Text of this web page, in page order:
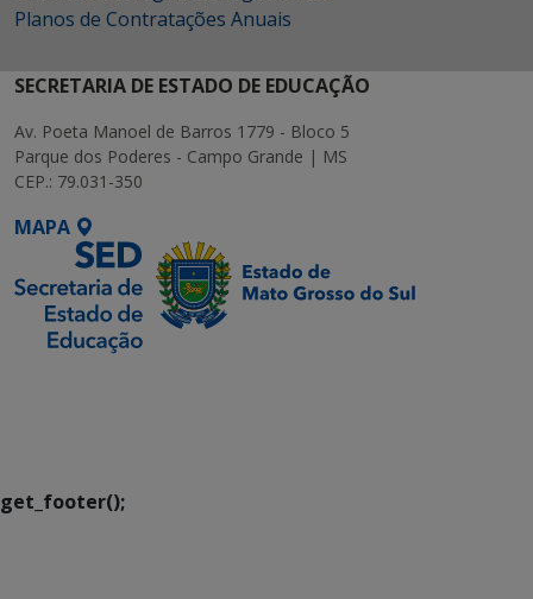
Planos de Contratações Anuais
SECRETARIA DE ESTADO DE EDUCAÇÃO
Av. Poeta Manoel de Barros 1779 - Bloco 5
Parque dos Poderes - Campo Grande | MS
CEP.: 79.031-350
MAPA
get_footer();